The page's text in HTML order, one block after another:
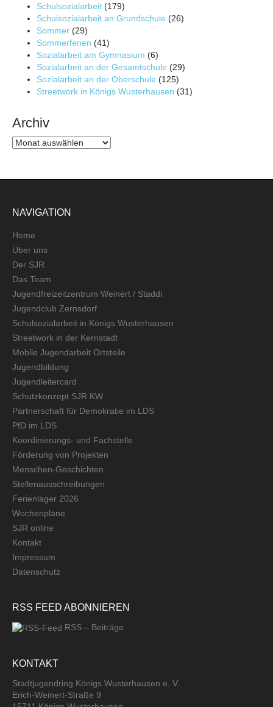
Schulsozialarbeit (179)
Schulsozialarbeit an Grundschule (26)
Sommer (29)
Sommerferien (41)
Sozialarbeit am Gymnasium (6)
Sozialarbeit an der Gesamtschule (29)
Sozialarbeit an der Oberschule (125)
Streetwork in Königs Wusterhausen (31)
Archiv
Archiv
NAVIGATION
Home
Über uns
Der SJR
Das Team
Jugendfreizeitzentrum Weinert / Staddi
Jugendclub Zernsdorf
Schulsozialarbeit in Königs Wusterhausen
Streetwork in der Kernstadt
Mobile Jugendarbeit Ortsteile
Jugendbildung
Jugendleitercard
Schutzkonzept SJR KW
Partnerschaft für Demokratie im LDS
PfD im LDS
Koordinierungs- und Fachstelle
Förderung von Projekten
Menschen-Geschichten
Stellenausschreibungen
Ferienlager 2026
Wochenpläne
SJR online
Kontakt
Impressum
Datenschutz
RSS FEED ABONNIEREN
RSS – Beiträge
KONTAKT
Stadtjugendring Königs Wusterhausen e. V.
Erich-Weinert-Straße 9